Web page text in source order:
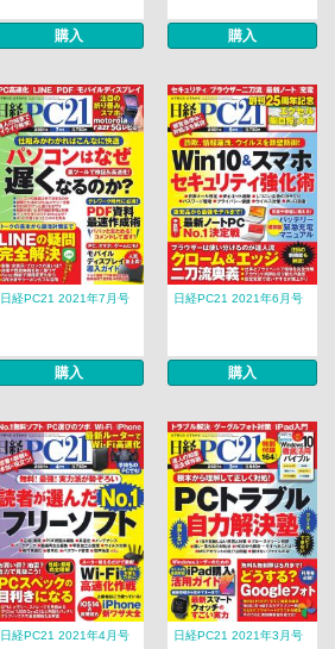
購入 購入
日経PC21 2021年7月号
購入
日経PC21 2021年6月号
購入
日経PC21 2021年4月号 日経PC21 2021年3月号